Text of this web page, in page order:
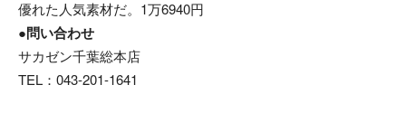
優れた人気素材だ。1万6940円
●問い合わせ
サカゼン千葉総本店
TEL：043-201-1641